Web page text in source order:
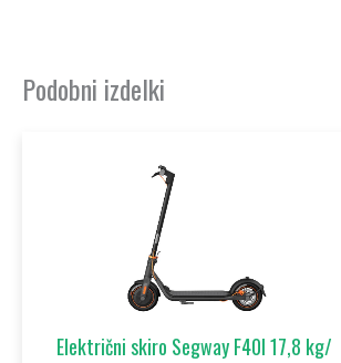
Podobni izdelki
Električni skiro Segway F40I 17,8 kg/